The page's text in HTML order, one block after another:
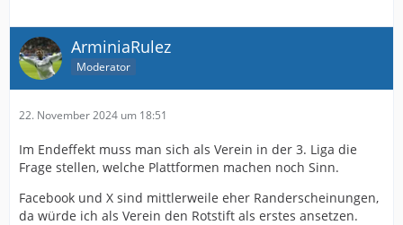
ArminiaRulez
Moderator
22. November 2024 um 18:51
Im Endeffekt muss man sich als Verein in der 3. Liga die
Frage stellen, welche Plattformen machen noch Sinn.
Facebook und X sind mittlerweile eher Randerscheinungen,
da würde ich als Verein den Rotstift als erstes ansetzen.